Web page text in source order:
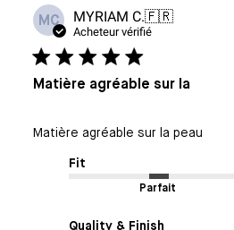
MC MYRIAM C.🇫🇷
Acheteur vérifié
Matière agréable sur la
Matière agréable sur la peau
Fit
Parfait
Quality & Finish